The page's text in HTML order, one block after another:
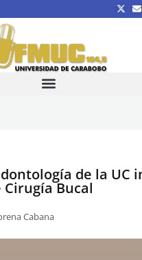
de la UC
Bucal
Cabana